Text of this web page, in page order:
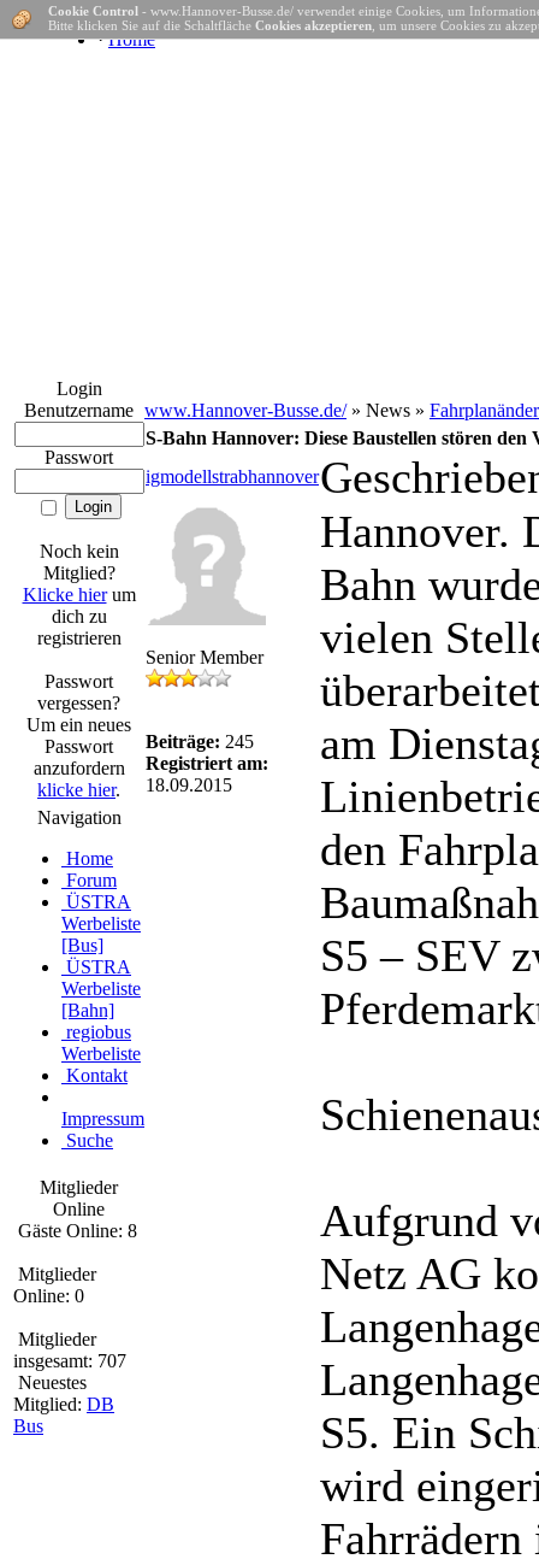
· Home
Login
Benutzername
Passwort
Noch kein
Mitglied?
Klicke hierum
dich zu
registrieren
Passwort
vergessen?
Um ein neues
Passwort
anzufordern
klicke hier.
Navigation
Home
Forum
ÜSTRA
Werbeliste
[Bus]
ÜSTRA
Werbeliste
[Bahn]
regiobus
Werbeliste
Kontakt
Impressum
Suche
Mitglieder
Online
Gäste Online: 8
Mitglieder
Online: 0
Mitglieder
insgesamt: 707
Neuestes
Mitglied: DB
Bus
Cookie Control - www.Hannover-Busse.de/ verwendet einige Cookies, um
Bitte klicken Sie auf die Schaltfläche Cookies akzeptieren , um unsere Cookies zu
www.Hannover-Busse.de/» News »
S-Bahn Hannover: Diese Baustellen stören
igmodellstrabhannover
Senior Member
Beiträge: 245
Registriert am:
18.09.2015
Hannover.
Bahn
vielen
am
den
S5 – SEV
Aufgrund
Netz AG
S5. Ein
wird